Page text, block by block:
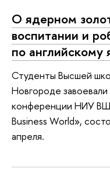
О ядерном
воспитании и
по английскому
Студенты Высшей
Новгороде
конференции НИУ
Business World»,
апреля.